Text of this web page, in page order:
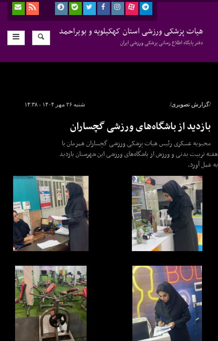
هیات پزشکی ورزشی استان کهکیلویه و بویراحمد
دفتر پایگاه اطلاع رسانی پزشکی ورزشی ایران
شنبه ۲۶ مهر ۱۴۰۴ - ۱۴:۳۸ /گزارش تصویری/
بازدید از باشگاه‌های ورزشی گچساران
محبوبه عسکری رئیس هیات پزشکی ورزشی گچساران همزمان با
هفته تربیت بدنی و ورزش از باشگاه‌های ورزشی این شهرستان بازدید
به عمل آورد.